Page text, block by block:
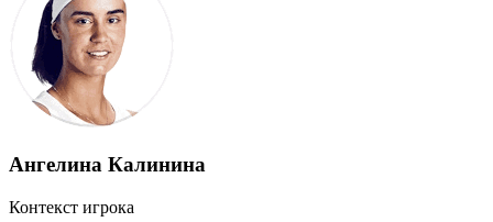
Ангелина Калинина
Контекст игрока